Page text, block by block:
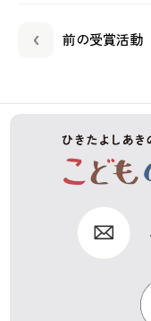
前の受賞活動